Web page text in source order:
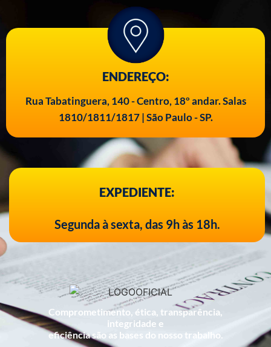
ENDEREÇO:
Rua Tabatinguera, 140 - Centro, 18º andar. Salas
1810/1811/1817 | São Paulo - SP.
EXPEDIENTE:
Segunda à sexta, das 9h às 18h.
Comprometimento, ética, transparência,
integridade e
eficiência são as bases do nosso trabalho.